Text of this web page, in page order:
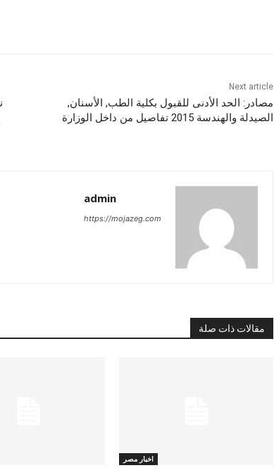
Next article
مصادر: الحد الأدنى للقبول بكلية الطب, الأسنان,
الصيدلة والهندسة 2015 تفاصيل من داخل الوزارة
admin
https://mojazeg.com
مقالات ذات صلة
اخبار مصر